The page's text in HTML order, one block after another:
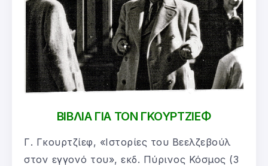
ΒΙΒΛΙΑ ΓΙΑ ΤΟΝ ΓΚΟΥΡΤΖΙΕΦ
Γ. Γκουρτζίεφ, «Ιστορίες του Βεελζεβούλ
στον εγγονό του», εκδ. Πύρινος Κόσμος (3